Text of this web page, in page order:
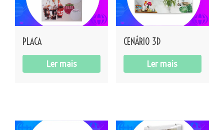
PLACA
Ler mais
CENÁRIO 3D
Ler mais